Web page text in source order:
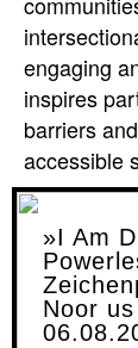
engaging
inspires
barriers
accessible
»I Am
Noor